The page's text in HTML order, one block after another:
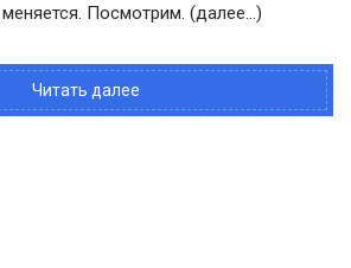
Посмотрим. (далее…)
Читать далее